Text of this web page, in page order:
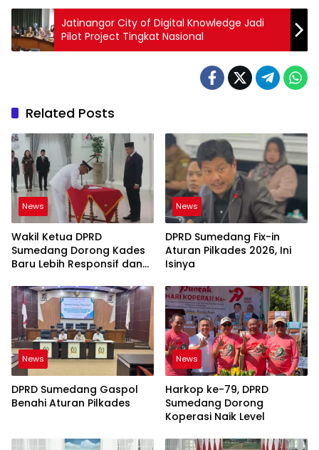
Jatinangor City of Digital Knowledge Jadi
Pilot Project Tingkat Nasional
Related Posts
News
Wakil Ketua DPRD
Sumedang Dorong Kades
Baru Lebih Responsif dan
News
DPRD Sumedang Fix-in
Aturan Pilkades 2026, Ini
Isinya
News
DPRD Sumedang Gaspol
Benahi Aturan Pilkades
News
Harkop ke-79, DPRD
Sumedang Dorong
Koperasi Naik Level